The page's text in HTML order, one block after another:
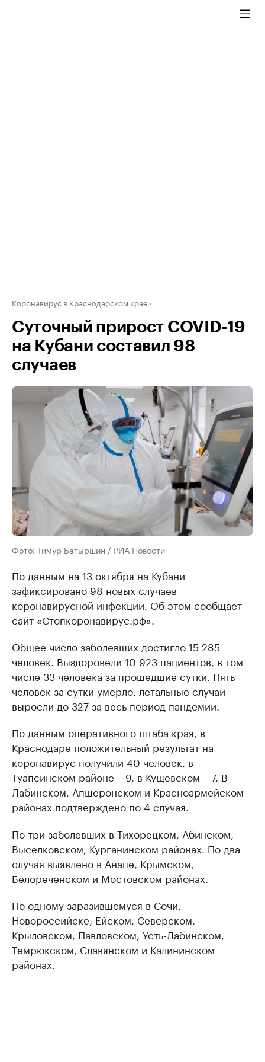
Коронавирус в Краснодарском крае
Суточный прирост COVID-19
на Кубани составил 98
случаев
Фото: Тимур Батыршин / РИА Новости
По данным на 13 октября на Кубани
зафиксировано 98 новых случаев
коронавирусной инфекции. Об этом сообщает
сайт «Стопкоронавирус.рф».
Общее число заболевших достигло 15 285
человек. Выздоровели 10 923 пациентов, в том
числе 33 человека за прошедшие сутки. Пять
человек за сутки умерло, летальные случаи
выросли до 327 за весь период пандемии.
По данным оперативного штаба края, в
Краснодаре положительный результат на
коронавирус получили 40 человек, в
Туапсинском районе – 9, в Кущевском – 7. В
Лабинском, Апшеронском и Красноармейском
районах подтверждено по 4 случая.
По три заболевших в Тихорецком, Абинском,
Выселковском, Курганинском районах. По два
случая выявлено в Анапе, Крымском,
Белореченском и Мостовском районах.
По одному заразившемуся в Сочи,
Новороссийске, Ейском, Северском,
Крыловском, Павловском, Усть-Лабинском,
Темрюкском, Славянском и Калининском
районах.